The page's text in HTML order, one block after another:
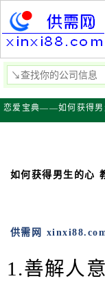
恋爱宝典——如何获得男
如何获得男生的心
供需网
1.善解人